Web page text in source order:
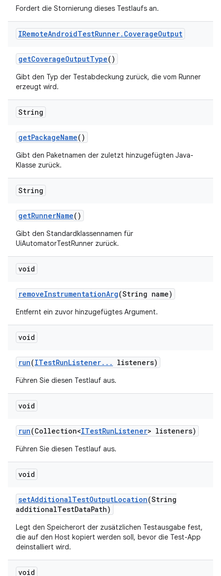
Fordert die Stornierung dieses Testlaufs an.
IRemoteAndroidTestRunner. CoverageOutput
getCoverageOutputType()
Gibt den Typ der Testabdeckung zurück, die vom Runner
erzeugt wird.
String
getPackageName()
Gibt den Paketnamen der zuletzt hinzugefügten Java-
Klasse zurück.
String
getRunnerName()
Gibt den Standardklassennamen für
UiAutomatorTestRunner zurück.
void
removeInstrumentationArg(String name)
Entfernt ein zuvor hinzugefügtes Argument.
void
run(ITestRunListener. . . listeners)
Führen Sie diesen Testlauf aus.
void
run(Collection<ITestRunListener> listeners)
Führen Sie diesen Testlauf aus.
void
setAdditionalTestOutputLocation(String
additionalTestDataPath)
Legt den Speicherort der zusätzlichen Testausgabe fest,
die auf den Host kopiert werden soll, bevor die Test-App
deinstalliert wird.
void